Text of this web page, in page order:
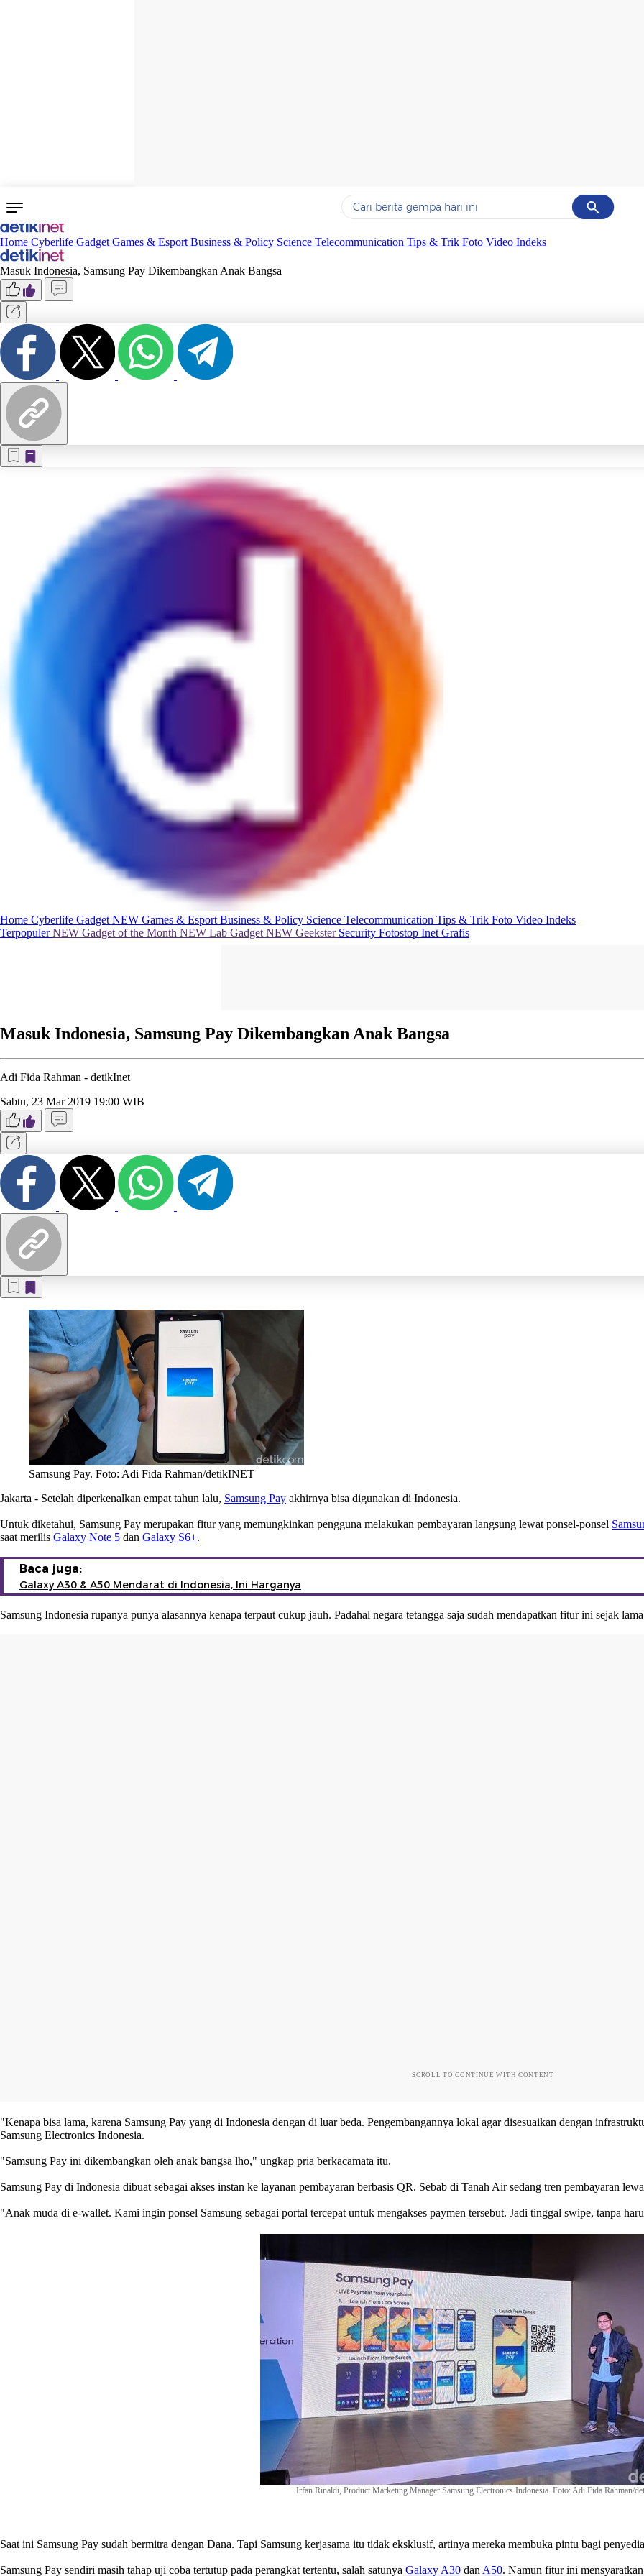
Cancel
Yang sedang ramai dicari
Terakhir yang dicari
Home Cyberlife Gadget Games & Esport Business & Policy Science Telecommunication Tips & Trik Foto Video Indeks
Masuk Indonesia, Samsung Pay Dikembangkan Anak Bangsa
Home Cyberlife Gadget NEW Games & Esport Business & Policy Science Telecommunication Tips & Trik Foto Video Indeks
TerpopulerNEW Gadget of the Month NEW Lab Gadget NEW Geekster Security Fotostop Inet Grafis
Masuk Indonesia, Samsung Pay Dikembangkan Anak Bangsa
Adi Fida Rahman - detikInet
Sabtu, 23 Mar 2019 19:00 WIB
Samsung Pay. Foto: Adi Fida Rahman/detikINET
Jakarta - Setelah diperkenalkan empat tahun lalu, Samsung Pay akhirnya bisa digunakan di Indonesia.
Untuk diketahui, Samsung Pay merupakan fitur yang memungkinkan pengguna melakukan pembayaran langsung lewat ponsel-ponsel
saat merilis Galaxy Note 5 dan Galaxy S6+.
Baca juga:
Galaxy A30 & A50 Mendarat di Indonesia, Ini Harganya
Samsung Indonesia rupanya punya alasannya kenapa terpaut cukup jauh. Padahal negara tetangga saja sudah mendapatkan fitur ini sejak
SCROLL TO CONTINUE WITH CONTENT
"Kenapa bisa lama, karena Samsung Pay yang di Indonesia dengan di luar beda. Pengembangannya lokal agar disesuaikan dengan
Samsung Electronics Indonesia.
"Samsung Pay ini dikembangkan oleh anak bangsa lho," ungkap pria berkacamata itu.
Samsung Pay di Indonesia dibuat sebagai akses instan ke layanan pembayaran berbasis QR. Sebab di Tanah Air sedang tren pembayaran
"Anak muda di e-wallet. Kami ingin ponsel Samsung sebagai portal tercepat untuk mengakses paymen tersebut. Jadi tinggal swipe, tanpa
Irfan Rinaldi, Product Marketing Manager Samsung Electronics Indonesia. Foto: Adi Fida Rahman/
Saat ini Samsung Pay sudah bermitra dengan Dana. Tapi Samsung kerjasama itu tidak eksklusif, artinya mereka membuka pintu bagi
Samsung Pay sendiri masih tahap uji coba tertutup pada perangkat tertentu, salah satunya Galaxy A30 dan A50. Namun fitur ini